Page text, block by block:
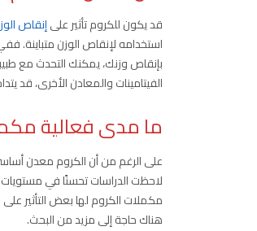
قد يكون للكروم تأثير علىإنقاص
استخدامه لإنقاص الوزن متباينة.
بإنقاص وزنك، يمكنك التحدث مع
الفيتامينات والمعادن الأخرى، قد
ما مدى فعالية
على الرغم من أن الكروم معدن
لاحظت الدراسات تحسنًا في مستويات
مكملات الكروم لها بعض التأثير
هناك حاجة إلى مزيد من البحث.